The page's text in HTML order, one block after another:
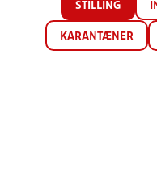
STILLING
KARANTÆNER